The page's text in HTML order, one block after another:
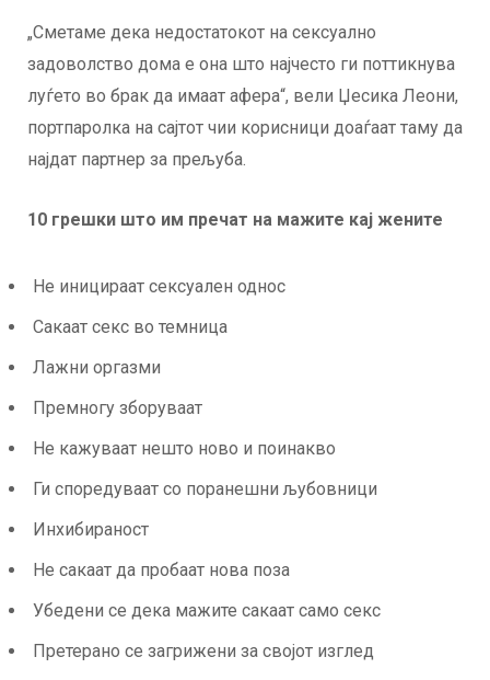
„Сметаме дека недостатокот на сексуално
задоволство дома е она што најчесто ги поттикнува
луѓето во брак да имаат афера“, вели Џесика Леони,
портпаролка на сајтот чии корисници доаѓаат таму да
најдат партнер за прељуба.
10 грешки што им пречат на мажите кај жените
Не иницираат сексуален однос
Сакаат секс во темница
Лажни оргазми
Премногу зборуваат
Не кажуваат нешто ново и поинакво
Ги споредуваат со поранешни љубовници
Инхибираност
Не сакаат да пробаат нова поза
Убедени се дека мажите сакаат само секс
Претерано се загрижени за својот изглед